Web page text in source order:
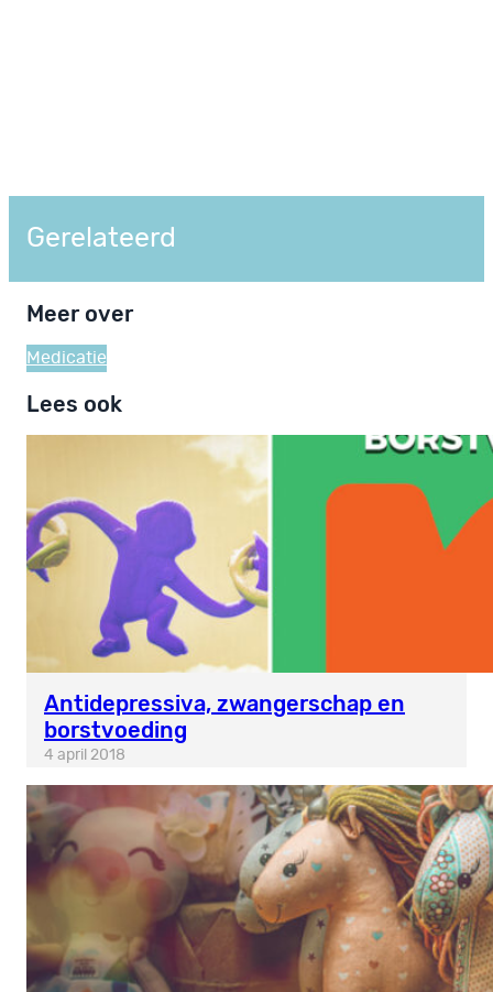
Gerelateerd
Meer over
Medicatie
Lees ook
Antidepressiva, zwangerschap en
borstvoeding
4 april 2018